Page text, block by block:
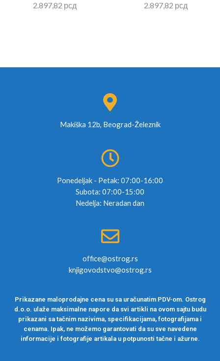
2.897,82 рсд
2.897,82 рсд
Makiška 12b, Beograd-Železnik
Ponedeljak - Petak: 07:00-16:00
Subota: 07:00-15:00
Nedelja: Neradan dan
office@ostrog.rs
knjigovodstvo@ostrog.rs
Prikazane maloprodajne cena su sa uračunatim PDV-om. Ostrog
d.o.o. ulaže maksimalne napore da svi artikli na ovom sajtu budu
prikazani sa tačnim nazivima, specifikacijama, fotografijama i
cenama. Ipak, ne možemo garantovati da su sve navedene
informacije i fotografije artikala u potpunosti tačne i ažurne.